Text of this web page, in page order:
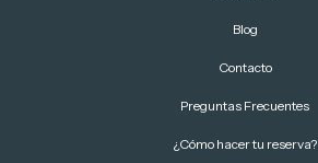
Blog
Contacto
Preguntas Frecuentes
¿Cómo hacer tu reserva?